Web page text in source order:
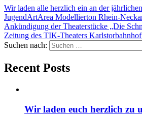
Wir laden alle herzlich ein an der
JugendArtArea Modellierton Rhein-
Ankündigung der Theaterstücke „Die
Zeitung des TIK-Theaters
Suchen nach:
Recent Posts
Wir laden euch herzlich zu